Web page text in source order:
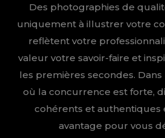
Des photographies de
uniquement à illustrer votre
reflètent votre
valeur votre savoir-faire et
les premières secondes.
où la concurrence est forte,
cohérents et authentiques
avantage pour vous